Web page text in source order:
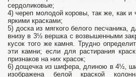
сердоликовые;
4) череп молодой коровы, так же, как и
яркими красками;
5) доска из мягкого белого песчаника,
внизу в 3½ вершка с возвышенными
кусок того же камня. Трудно
эти камни; если для растирания
признаков на них красок;
6) дощечка из шифера, длиною в 4½,
изображена белой краской